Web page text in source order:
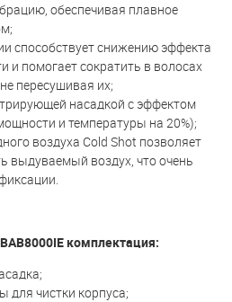
обеспечивая плавное
способствует снижению эффекта
и помогает сократить в волосах
пересушивая их;
насадкой с эффектом
и температуры на 20%);
воздуха Cold Shot позволяет
выдуваемый воздух, что очень
комплектация:
для чистки корпуса;